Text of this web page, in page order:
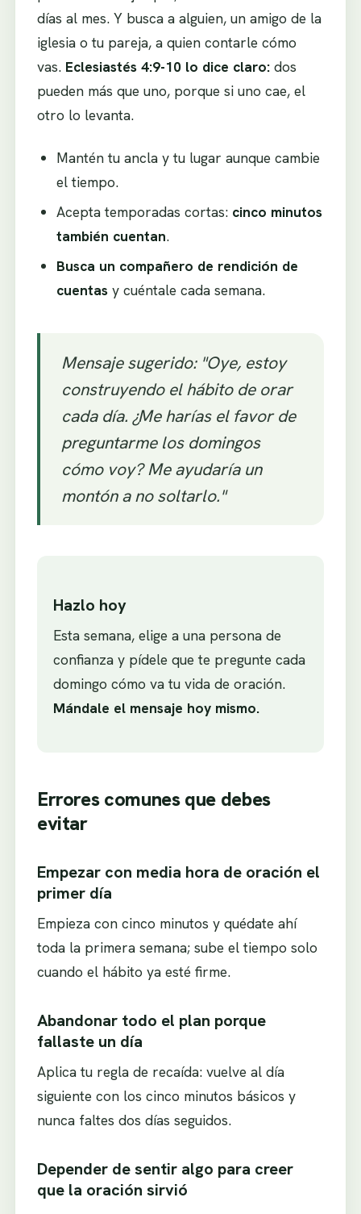
días al mes. Y busca a alguien, un amigo de la
iglesia o tu pareja, a quien contarle cómo
vas. Eclesiastés 4:9-10 lo dice claro:dos
pueden más que uno, porque si uno cae, el
otro lo levanta.
Mantén tu ancla y tu lugar aunque cambie
el tiempo.
Acepta temporadas cortas: cinco minutos
también cuentan.
Busca un compañero de rendición de
cuentas y cuéntale cada semana.
Mensaje sugerido: "Oye, estoy
construyendo el hábito de orar
cada día. ¿Me harías el favor de
preguntarme los domingos
cómo voy? Me ayudaría un
montón a no soltarlo."
Hazlo hoy
Esta semana, elige a una persona de
confianza y pídele que te pregunte cada
domingo cómo va tu vida de oración.
Mándale el mensaje hoy mismo.
Errores comunes que debes
evitar
Empezar con media hora de oración el
primer día
Empieza con cinco minutos y quédate ahí
toda la primera semana; sube el tiempo solo
cuando el hábito ya esté firme.
Abandonar todo el plan porque
fallaste un día
Aplica tu regla de recaída: vuelve al día
siguiente con los cinco minutos básicos y
nunca faltes dos días seguidos.
Depender de sentir algo para creer
que la oración sirvió